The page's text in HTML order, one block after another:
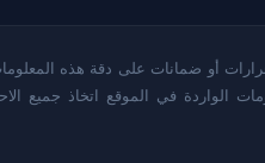
أو ضمانات على دقة هذه
في الموقع اتخاذ جميع